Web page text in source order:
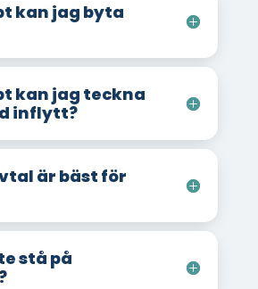
kan jag byta
kan jag teckna
inflytt?
är bäst för
stå på